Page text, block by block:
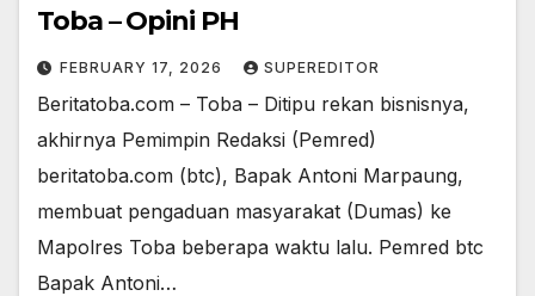
Toba – Opini PH
FEBRUARY 17, 2026 SUPEREDITOR
Beritatoba.com – Toba – Ditipu rekan bisnisnya,
akhirnya Pemimpin Redaksi (Pemred)
beritatoba.com (btc), Bapak Antoni Marpaung,
membuat pengaduan masyarakat (Dumas) ke
Mapolres Toba beberapa waktu lalu. Pemred btc
Bapak Antoni…